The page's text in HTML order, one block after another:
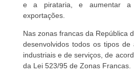
e a pirataria, e aumentar a
exportações.
Nas zonas francas da República
desenvolvidos todos os tipos de
industriais e de serviços, de
da Lei 523/95 de Zonas Francas.